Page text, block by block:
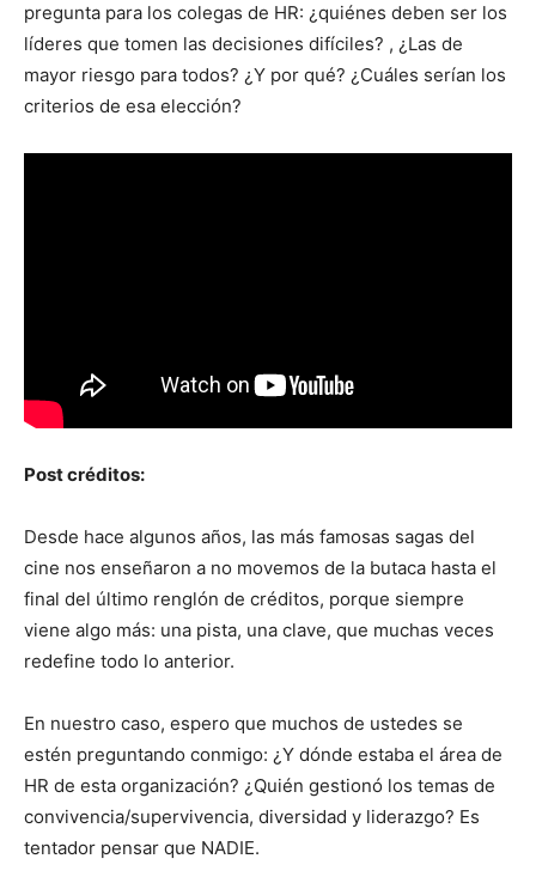
pregunta para los colegas de HR: ¿quiénes deben ser los
líderes que tomen las decisiones difíciles? , ¿Las de
mayor riesgo para todos? ¿Y por qué? ¿Cuáles serían los
criterios de esa elección?
Post créditos:
Desde hace algunos años, las más famosas sagas del
cine nos enseñaron a no movemos de la butaca hasta el
final del último renglón de créditos, porque siempre
viene algo más: una pista, una clave, que muchas veces
redefine todo lo anterior.
En nuestro caso, espero que muchos de ustedes se
estén preguntando conmigo: ¿Y dónde estaba el área de
HR de esta organización? ¿Quién gestionó los temas de
convivencia/supervivencia, diversidad y liderazgo? Es
tentador pensar que NADIE.